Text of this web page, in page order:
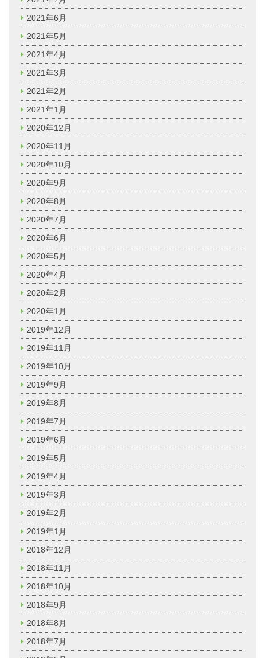
2021年6月
2021年5月
2021年4月
2021年3月
2021年2月
2021年1月
2020年12月
2020年11月
2020年10月
2020年9月
2020年8月
2020年7月
2020年6月
2020年5月
2020年4月
2020年2月
2020年1月
2019年12月
2019年11月
2019年10月
2019年9月
2019年8月
2019年7月
2019年6月
2019年5月
2019年4月
2019年3月
2019年2月
2019年1月
2018年12月
2018年11月
2018年10月
2018年9月
2018年8月
2018年7月